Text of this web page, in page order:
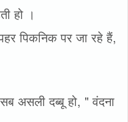
हो ।
पिकनिक पर जा रहे हैं,
असली दब्बू हो, " वंदना